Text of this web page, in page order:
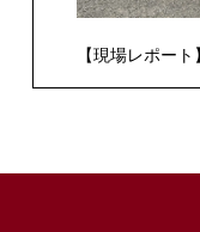
【現場レポー